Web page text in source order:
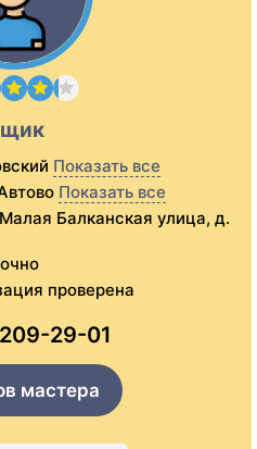
Показать все
Показать все
Балканская улица, д.
проверена
29-01
мастера